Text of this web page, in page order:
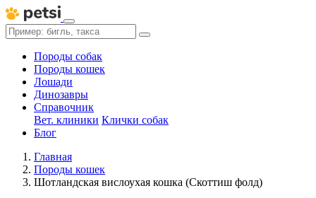
Породы собак
Породы кошек
Лошади
Динозавры
Справочник
Вет. клиники Клички собак
Блог
Главная
Породы кошек
Шотландская вислоухая кошка (Скоттиш фолд)